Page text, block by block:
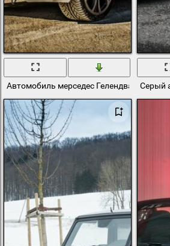
Автомобиль мерседес ГелендвагенСерый